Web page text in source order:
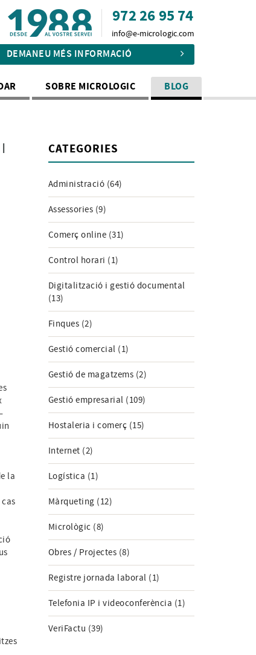
972 26 95 74
info@e-micrologic.com
DEMANEU MÉS INFORMACIÓ
SOBRE MICROLOGIC BLOG
la
cas
CATEGORIES
Administració (64)
Assessories (9)
Comerç online (31)
Control horari (1)
Digitalització i gestió documental
(13)
Finques (2)
Gestió comercial (1)
Gestió de magatzems (2)
Gestió empresarial (109)
Hostaleria i comerç (15)
Internet (2)
Logística (1)
Màrqueting (12)
Micrològic (8)
Obres / Projectes (8)
Registre jornada laboral (1)
Telefonia IP i videoconferència (1)
VeriFactu (39)